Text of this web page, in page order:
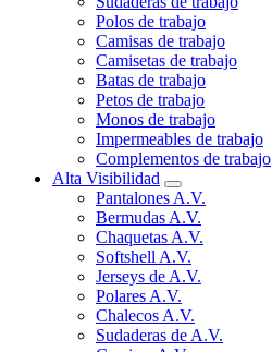
Polos de trabajo
Camisas de trabajo
Camisetas de trabajo
Batas de trabajo
Petos de trabajo
Monos de trabajo
Impermeables de trabajo
Complementos de trabajo
Alta Visibilidad
Pantalones A.V.
Bermudas A.V.
Chaquetas A.V.
Softshell A.V.
Jerseys de A.V.
Polares A.V.
Chalecos A.V.
Sudaderas de A.V.